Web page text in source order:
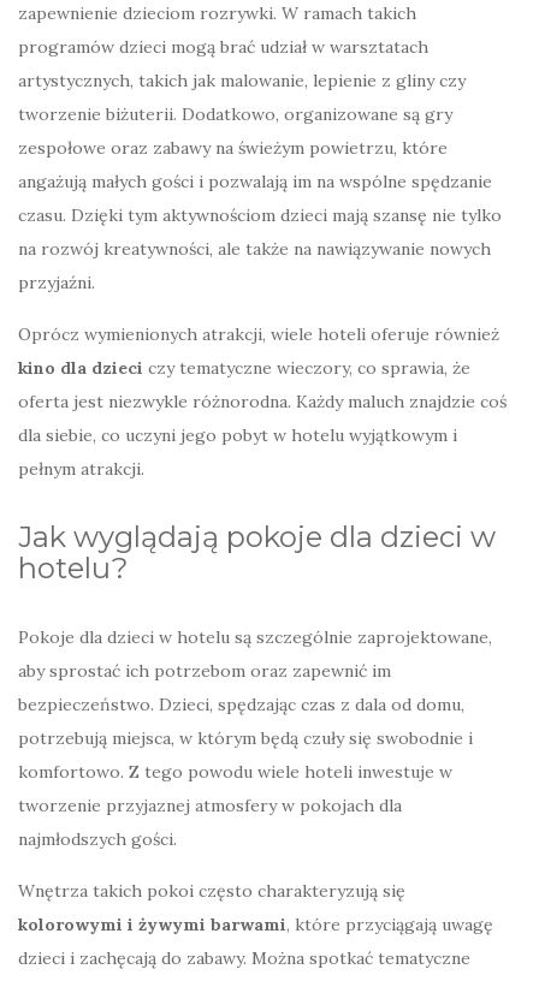
zapewnienie dzieciom rozrywki. W ramach takich
programów dzieci mogą brać udział w warsztatach
artystycznych, takich jak malowanie, lepienie z gliny czy
tworzenie biżuterii. Dodatkowo, organizowane są gry
zespołowe oraz zabawy na świeżym powietrzu, które
angażują małych gości i pozwalają im na wspólne spędzanie
czasu. Dzięki tym aktywnościom dzieci mają szansę nie tylko
na rozwój kreatywności, ale także na nawiązywanie nowych
przyjaźni.
Oprócz wymienionych atrakcji, wiele hoteli oferuje również
kino dla dzieci czy tematyczne wieczory, co sprawia, że
oferta jest niezwykle różnorodna. Każdy maluch znajdzie coś
dla siebie, co uczyni jego pobyt w hotelu wyjątkowym i
pełnym atrakcji.
Jak wyglądają pokoje dla dzieci w
hotelu?
Pokoje dla dzieci w hotelu są szczególnie zaprojektowane,
aby sprostać ich potrzebom oraz zapewnić im
bezpieczeństwo. Dzieci, spędzając czas z dala od domu,
potrzebują miejsca, w którym będą czuły się swobodnie i
komfortowo. Z tego powodu wiele hoteli inwestuje w
tworzenie przyjaznej atmosfery w pokojach dla
najmłodszych gości.
Wnętrza takich pokoi często charakteryzują się
kolorowymi i żywymi barwami, które przyciągają uwagę
dzieci i zachęcają do zabawy. Można spotkać tematyczne